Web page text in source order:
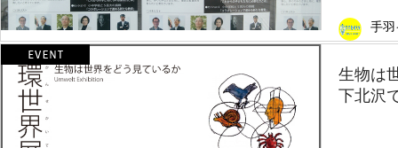
手羽
生物は
下北沢